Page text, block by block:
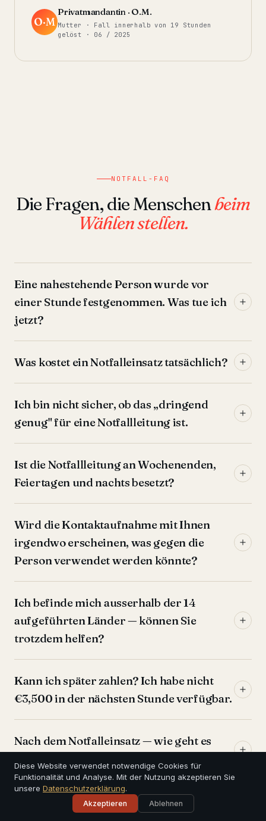
O·M
Privatmandantin · O.M.
Mutter · Fall innerhalb von 19 Stunden
gelöst · 06 / 2025
NOTFALL-FAQ
Die Fragen, die Menschenbeim
Wählen stellen.
Eine nahestehende Person wurde vor
einer Stunde festgenommen. Was tue ich
jetzt?
Was kostet ein Notfalleinsatz tatsächlich?
Ich bin nicht sicher, ob das „dringend
genug" für eine Notfallleitung ist.
Ist die Notfallleitung an Wochenenden,
Feiertagen und nachts besetzt?
Wird die Kontaktaufnahme mit Ihnen
irgendwo erscheinen, was gegen die
Person verwendet werden könnte?
Ich befinde mich ausserhalb der 14
aufgeführten Länder — können Sie
trotzdem helfen?
Kann ich später zahlen? Ich habe nicht
€3,500 in der nächsten Stunde verfügbar.
Nach dem Notfalleinsatz — wie geht es
Diese Website verwendet notwendige Cookies für
Funktionalität und Analyse. Mit der Nutzung akzeptieren Sie
unsere Datenschutzerklärung.
Akzeptieren Ablehnen